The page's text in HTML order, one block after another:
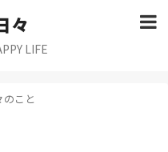
々
LIFE
のこと